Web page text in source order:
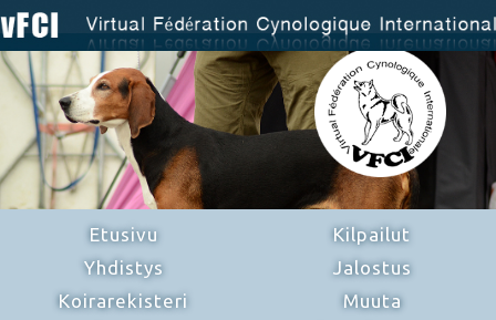
Etusivu
Yhdistys
Koirarekisteri
Kilpailut
Jalostus
Muuta